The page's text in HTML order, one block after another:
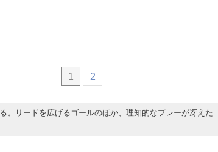
1 2
。リードを広げるゴールのほか、理知的なプレーが冴えた